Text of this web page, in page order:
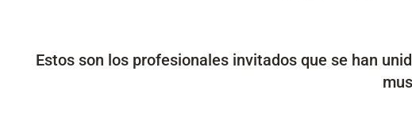
Estos son los profesionales invitados que se han